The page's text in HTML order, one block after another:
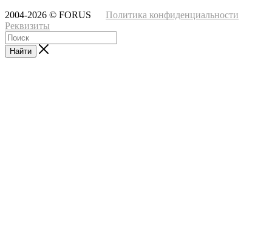
2004-2026 © FORUS Политика конфиденциальности
Реквизиты
Найти